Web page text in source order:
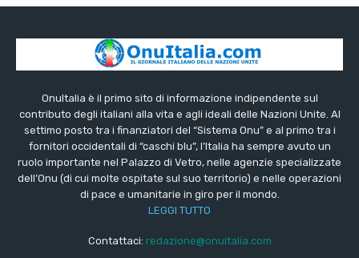
OnuItalia è il primo sito di informazione indipendente sul
contributo degli italiani alla vita e agli ideali delle Nazioni Unite. Al
settimo posto tra i finanziatori del “Sistema Onu” e al primo tra i
fornitori occidentali di “caschi blu”, l’Italia ha sempre avuto un
ruolo importante nel Palazzo di Vetro, nelle agenzie specializzate
dell’Onu (di cui molte ospitate sul suo territorio) e nelle operazioni
di pace e umanitarie in giro per il mondo.
LEGGI TUTTO
Contattaci: redazione@onuitalia.com